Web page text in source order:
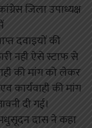
जिला उपाध्यक्ष
दवाइयों की
नही ऐसे स्टाफ से
की मांग को लेकर
कार्यवाही की मांग
दी गई।
दास ने कहा